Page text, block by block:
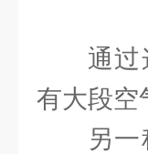
通
有大段空
另